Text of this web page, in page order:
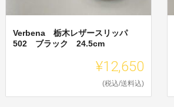
Verbena 栃木レザースリッパ
502 ブラック 24.5cm
¥12,650
(税込/送料込)